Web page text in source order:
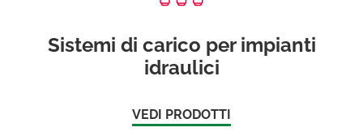
Sistemi di carico per impianti
idraulici
VEDI PRODOTTI